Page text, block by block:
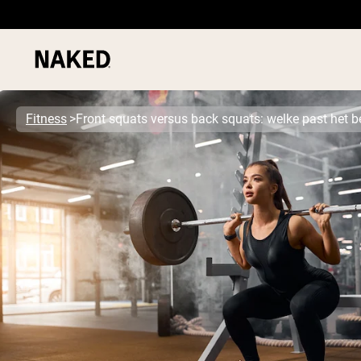
Populaire Zoektermen
”Protein Powder“
”Overnight Oats“
”Vegan protein“
”Collagen“
”Micellar Casein“
PROTEIN
Fitness Front squats versus back squats: welke past het